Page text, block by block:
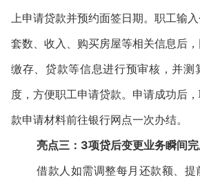
上申请贷款并预约面签日期。职工输
套数、收入、购买房屋等相关信息后
缴存、贷款等信息进行预审核，并测
度，方便职工申请贷款。申请成功后
款申请材料前往银行网点一次办结。
亮点三：3项贷后变更业务瞬间
借款人如需调整每月还款额、